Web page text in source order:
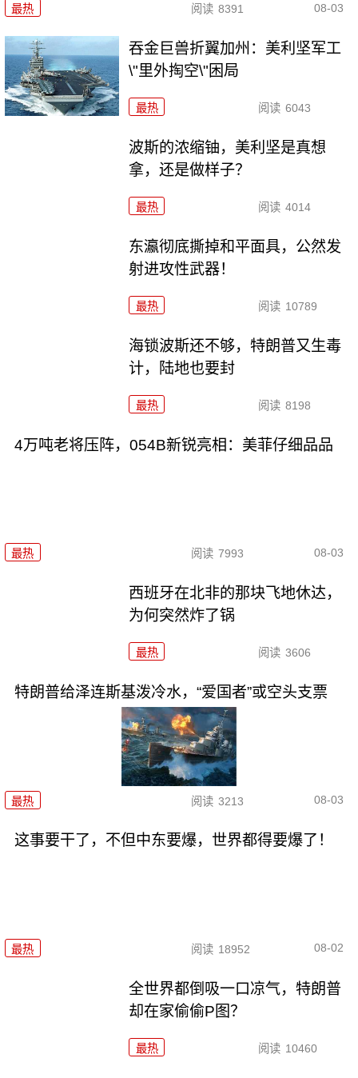
最热 阅读 8391 08-03
吞金巨兽折翼加州：美利坚军工
\"里外掏空\"困局
最热 阅读 6043
波斯的浓缩铀，美利坚是真想
拿，还是做样子？
最热 阅读 4014
东瀛彻底撕掉和平面具，公然发
射进攻性武器！
最热 阅读 10789
海锁波斯还不够，特朗普又生毒
计，陆地也要封
最热 阅读 8198
4万吨老将压阵，054B新锐亮相：美菲仔细品品
最热 阅读 7993 08-03
西班牙在北非的那块飞地休达，
为何突然炸了锅
最热 阅读 3606
特朗普给泽连斯基泼冷水，“爱国者”或空头支票
最热 阅读 3213 08-03
这事要干了，不但中东要爆，世界都得要爆了！
最热 阅读 18952 08-02
全世界都倒吸一口凉气，特朗普
却在家偷偷P图？
最热 阅读 10460